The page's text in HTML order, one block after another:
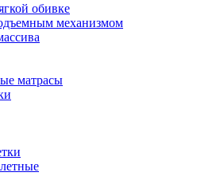
обивке
механизмом
матрасы